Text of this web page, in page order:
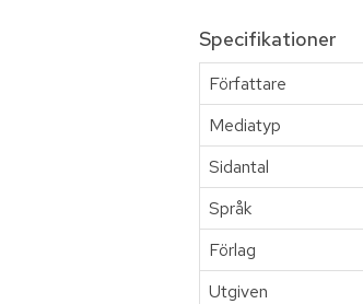
Specifikationer
Författare
Mediatyp
Sidantal
Språk
Förlag
Utgiven